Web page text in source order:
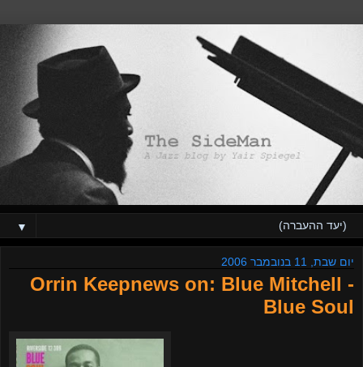
▼
יום שבת, 11 בנובמבר 2006
Orrin Keepnews on: Blue Mitchell -
Blue Soul